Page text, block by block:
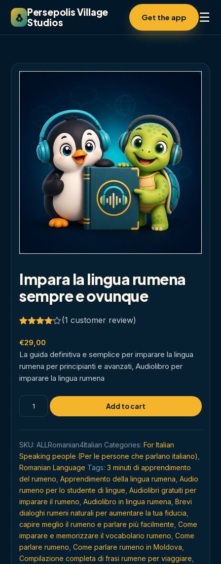
🐧 Persepolis Village
Studios
Get the app ☰
Impara la lingua rumena
sempre e ovunque
4.00 out
of 5
based
on
customer
rating
(1 customer review)
€29,00
La guida definitiva e semplice per imparare la lingua
rumena per principianti e avanzati, Audiolibro per
imparare la lingua rumena
Impara
la
sempre
e
ovunque
quantity
Add to cart
SKU: ALLRomanian4Italian Categories: For Italian
Speaking people (Per le persone che parlano italiano)
Romanian Language Tags: 3 minuti di apprendimento
del rumeno Apprendimento della lingua rumena Audio
rumeno per lo studente di lingue Audiolibri gratuiti per
imparare il rumeno Audiolibro in lingua rumena Brevi
dialoghi rumeni naturali per aumentare la tua fiducia
capire meglio il rumeno e parlare più facilmente Come
imparare e memorizzare il vocabolario rumeno Come
parlare rumeno Come parlare rumeno in Moldova
Compilazione completa di frasi rumene per viaggiare